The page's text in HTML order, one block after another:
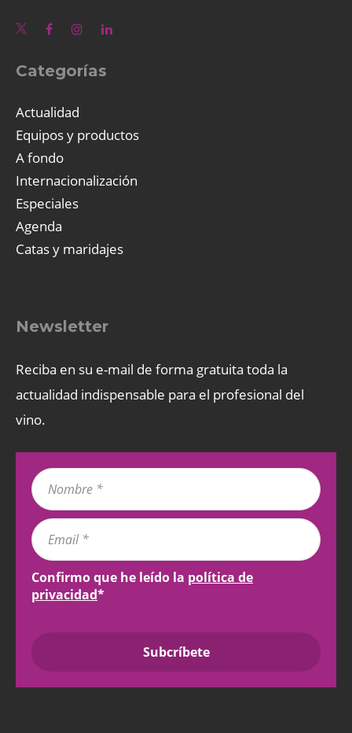
Categorías
Actualidad
Equipos y productos
A fondo
Internacionalización
Especiales
Agenda
Catas y maridajes
Newsletter
Reciba en su e-mail de forma gratuita toda la
actualidad indispensable para el profesional del
vino.
Confirmo que he leído la política de
privacidad*